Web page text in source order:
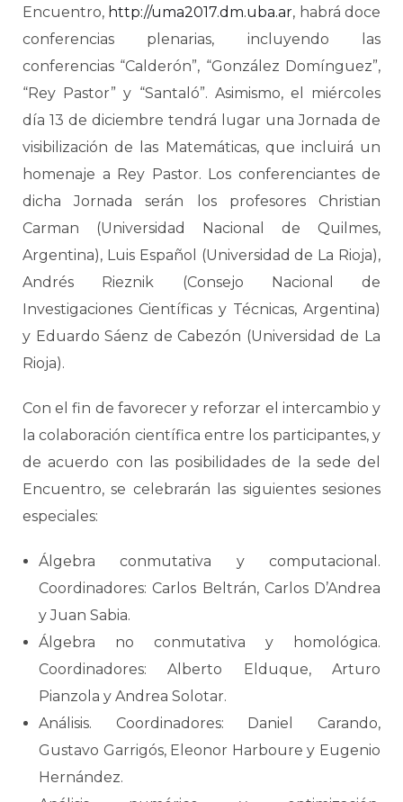
Encuentro, http://uma2017.dm.uba.ar, habrá doce
conferencias plenarias, incluyendo las
conferencias “Calderón”, “González Domínguez”,
“Rey Pastor” y “Santaló”. Asimismo, el miércoles
día 13 de diciembre tendrá lugar una Jornada de
visibilización de las Matemáticas, que incluirá un
homenaje a Rey Pastor. Los conferenciantes de
dicha Jornada serán los profesores Christian
Carman (Universidad Nacional de Quilmes,
Argentina), Luis Español (Universidad de La Rioja),
Andrés Rieznik (Consejo Nacional de
Investigaciones Científicas y Técnicas, Argentina)
y Eduardo Sáenz de Cabezón (Universidad de La
Rioja).
Con el fin de favorecer y reforzar el intercambio y
la colaboración científica entre los participantes, y
de acuerdo con las posibilidades de la sede del
Encuentro, se celebrarán las siguientes sesiones
especiales:
Álgebra conmutativa y computacional.
Coordinadores: Carlos Beltrán, Carlos D’Andrea
y Juan Sabia.
Álgebra no conmutativa y homológica.
Coordinadores: Alberto Elduque, Arturo
Pianzola y Andrea Solotar.
Análisis. Coordinadores: Daniel Carando,
Gustavo Garrigós, Eleonor Harboure y Eugenio
Hernández.